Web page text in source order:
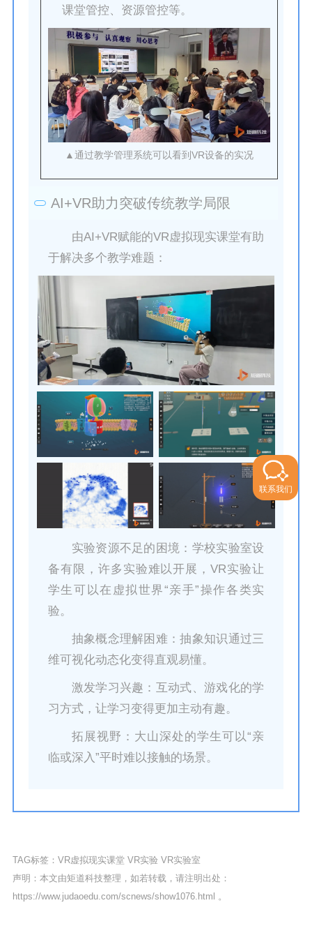
课堂管控、资源管控等。
▲通过教学管理系统可以看到VR设备的实况
AI+VR助力突破传统教学局限
由AI+VR赋能的VR虚拟现实课堂有助
于解决多个教学难题：
实验资源不足的困境：学校实验室设
备有限，许多实验难以开展，VR实验让
学生可以在虚拟世界“亲手”操作各类实
验。
抽象概念理解困难：抽象知识通过三
维可视化动态化变得直观易懂。
激发学习兴趣：互动式、游戏化的学
习方式，让学习变得更加主动有趣。
拓展视野：大山深处的学生可以“亲
临或深入”平时难以接触的场景。
TAG标签： VR虚拟现实课堂 VR实验 VR实验室
声明：本文由矩道科技整理，如若转载，请注明出处：
https://www.judaoedu.com/scnews/show1076.html
。
联系我们